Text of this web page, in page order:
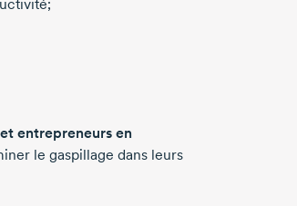
entrepreneurs en
le gaspillage dans leurs